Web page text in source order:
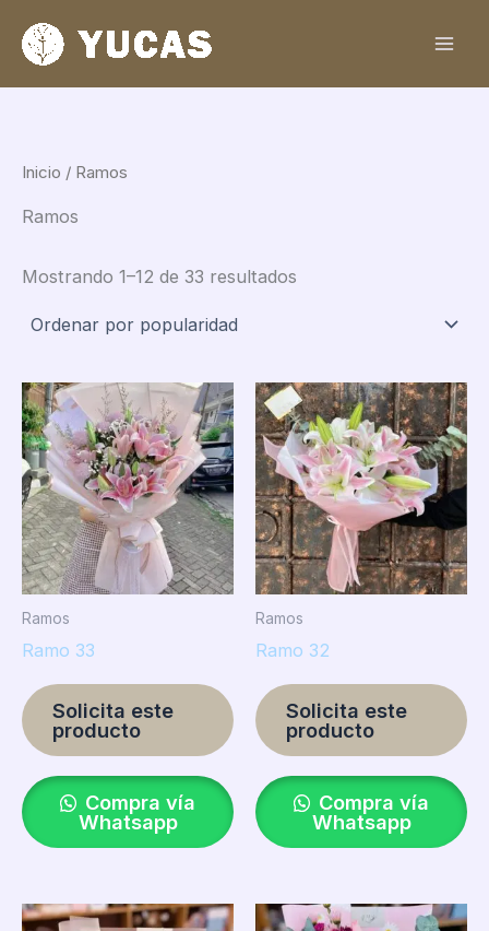
contenido
Inicio / Ramos
Ramos
Mostrando 1–12 de 33 resultados
Ramos
Ramo 33
Solicita este
producto
Compra vía
Whatsapp
Ramos
Ramo 32
Solicita este
producto
Compra vía
Whatsapp